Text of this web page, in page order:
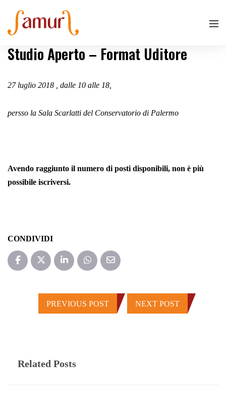
Studio Aperto – Format Uditore
27 luglio 2018 , dalle 10 alle 18,
persso la Sala Scarlatti del Conservatorio di Palermo
Avendo raggiunto il numero di posti disponibili, non è più
possibile iscriversi.
CONDIVIDI
PREVIOUS POST NEXT POST
Related Posts